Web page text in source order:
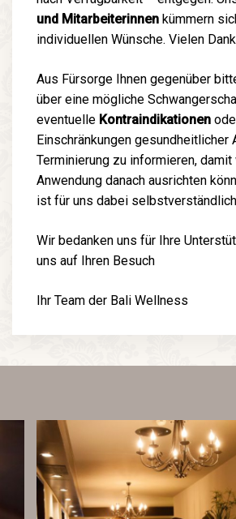
und Mitarbeiterinnen kümmern
individuellen Wünsche. Vielen Dank
Aus Fürsorge Ihnen gegenüber
über eine mögliche
eventuelle Kontraindikationen
Einschränkungen gesundheitlicher
Terminierung zu informieren,
Anwendung danach ausrichten
ist für uns dabei selbstverständlich
Wir bedanken uns für Ihre
uns auf Ihren Besuch
Ihr Team der Bali Wellness